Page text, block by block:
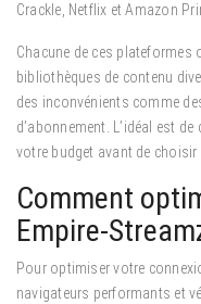
Crackle, Netflix et Amazon
Chacune de ces plateformes
bibliothèques de contenu
des inconvénients comme
d’abonnement. L’idéal est
votre budget avant de
Comment
Empire-
Pour optimiser votre
navigateurs performants et